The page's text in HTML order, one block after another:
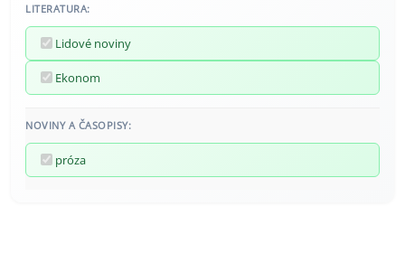
LITERATURA:
Lidové noviny
Ekonom
NOVINY A ČASOPISY:
próza